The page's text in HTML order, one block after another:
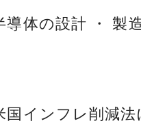
体の設計 ・ 製
国インフレ削減